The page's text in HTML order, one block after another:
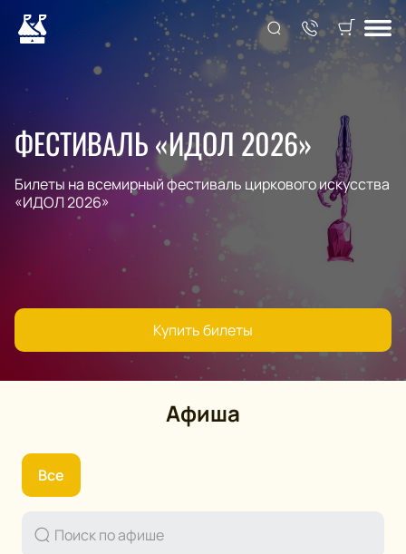
ФЕСТИВАЛЬ «ИДОЛ 2026»
Билеты на всемирный фестиваль циркового искусства
«ИДОЛ 2026»
Купить билеты
Афиша
Все